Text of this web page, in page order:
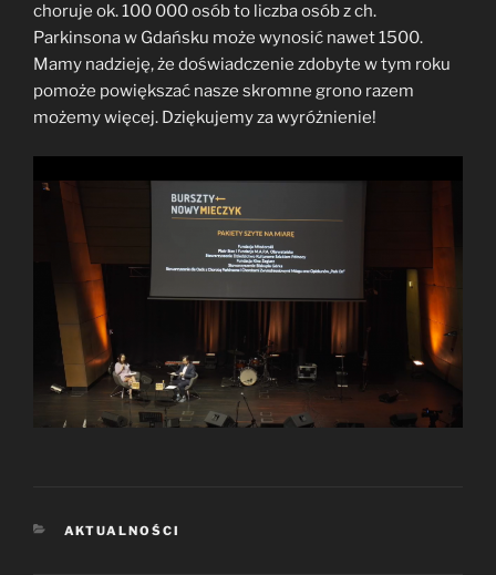
choruje ok. 100 000 osób to liczba osób z ch.
Parkinsona w Gdańsku może wynosić nawet 1500.
Mamy nadzieję, że doświadczenie zdobyte w tym roku
pomoże powiększać nasze skromne grono razem
możemy więcej. Dziękujemy za wyróżnienie!
KATEGORIE
AKTUALNOŚCI